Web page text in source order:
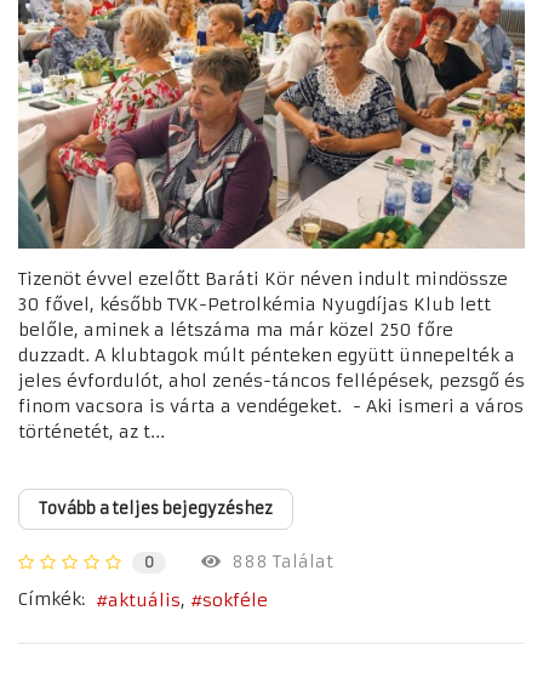
Tizenöt évvel ezelőtt Baráti Kör néven indult mindössze
30 fővel, később TVK-Petrolkémia Nyugdíjas Klub lett
belőle, aminek a létszáma ma már közel 250 főre
duzzadt. A klubtagok múlt pénteken együtt ünnepelték a
jeles évfordulót, ahol zenés-táncos fellépések, pezsgő és
finom vacsora is várta a vendégeket. - Aki ismeri a város
történetét, az t...
Tovább a teljes bejegyzéshez
0
888 Találat
Címkék:
aktuális sokféle